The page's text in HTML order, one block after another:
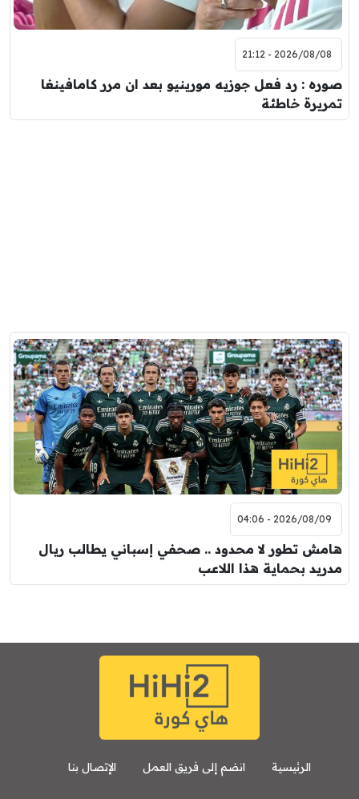
2026/08/08 - 21:12
صوره : رد فعل جوزيه مورينيو بعد ان مرر كامافينغا
تمريرة خاطئة
2026/08/09 - 04:06
هامش تطور لا محدود .. صحفي إسباني يطالب ريال
مدريد بحماية هذا اللاعب
الرئيسية انضم إلى فريق العمل الإتصال بنا